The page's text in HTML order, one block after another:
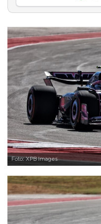
Foto: XPB Images